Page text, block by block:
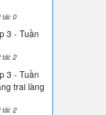
0
3 - Tuần
2
3 - Tuần
trai làng
2